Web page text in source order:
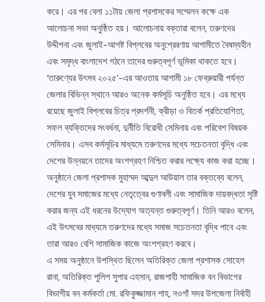
করে। এর পর বেলা ১১টায় জেলা প্রশাসকের সম্মেলন কক্ষে এক
আলোচনা সভা অনুষ্ঠিত হয়। আলোচনায় বক্তারা বলেন, তরুণদের
উদ্দীপনা এবং জুলাই-আগষ্ট বিপ্লবের অনুপ্রেরণায় আগামীতে বৈষম্যহীন
এবং সমৃদ্ধ বাংলাদেশ গঠনে তাদের গুরুত্বপূর্ণ ভূমিকা থাকতে হবে।
‘তারুণ্যের উৎসব ২০২৫’-এর আওতায় আগামী ১৮ ফেব্রুয়ারী পর্যন্ত
জেলার বিভিন্ন স্থানে আরও অনেক কর্মসূচি অনুষ্ঠিত হবে। এর মধ্যে
রয়েছে জুলাই বিপ্লবের চিত্র প্রদর্শনী, ক্রীড়া ও বিতর্ক প্রতিযোগিতা,
সফল ব্যক্তিদের সংবর্ধনা, দুর্নীতি বিরোধী সেমিনার এবং পরিবেশ বিষয়ক
সেমিনার। এসব কর্মসূচির মাধ্যমে তরুণদের মধ্যে সচেতনতা বৃদ্ধি এবং
দেশের উন্নয়নে তাদের অংশগ্রহণ নিশ্চিত করার লক্ষ্যে কাজ করা হচ্ছে।
অনুষ্ঠানে জেলা প্রশাসক মুহাম্মদ আব্দুল আউয়াল তার বক্তব্যে বলেন,
দেশের যুব সমাজের মধ্যে নেতৃত্বের গুণাবলী এবং সামাজিক দায়বদ্ধতা সৃষ্টি
করার জন্য এই ধরনের উদ্যোগ অত্যন্ত গুরুত্বপূর্ণ। তিনি আরও বলেন,
এই উৎসবের মাধ্যমে তরুণদের মধ্যে সমাজ সচেতনতা বৃদ্ধি পাবে এবং
তারা আরও বেশি সামাজিক কাজে অংশগ্রহণ করবে।
এ সময় অনুষ্ঠানে উপস্থিত ছিলেন অতিরিক্ত জেলা প্রশাসক সোহেল
রানা, অতিরিক্ত পুলিশ সুপার এহসান, রাজশাহী সামাজিক বন বিভাগের
বিভাগীয় বন কর্মকর্তা মো. রফিকুজ্জামান শাহ, নওগাঁ সদর উপজেলা নির্বাহী